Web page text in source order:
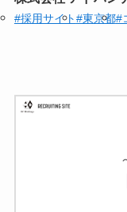
#採用サイト#東京都#